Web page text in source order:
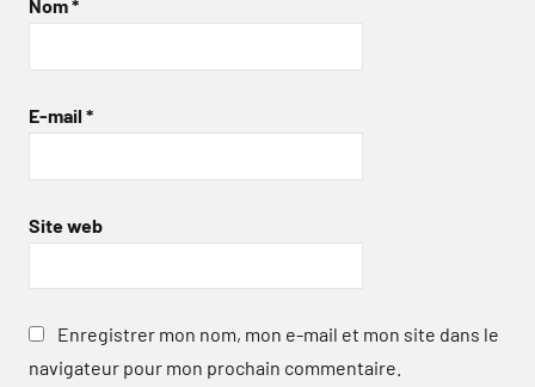
Nom*
E-mail *
Site web
Enregistrer mon nom, mon e-mail et mon site dans le
navigateur pour mon prochain commentaire.